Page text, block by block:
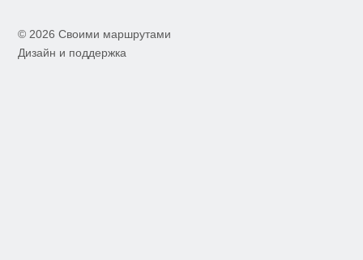
© 2026 Своими маршрутами
Дизайн и поддержка